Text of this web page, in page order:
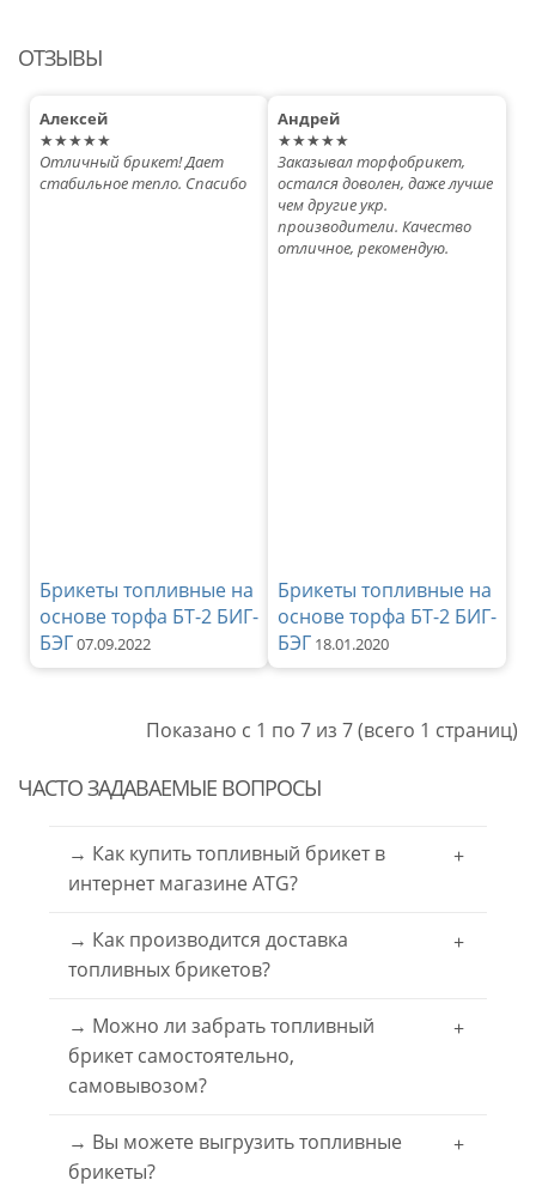
ОТЗЫВЫ
Алексей
★★★★★
Отличный брикет! Дает
стабильное тепло. Спасибо
Брикеты топливные на
основе торфа БТ-2 БИГ-
БЭГ07.09.2022
Андрей
★★★★★
Заказывал торфобрикет,
остался доволен, даже лучше
чем другие укр.
производители. Качество
отличное, рекомендую.
Брикеты топливные на
основе торфа БТ-2 БИГ-
БЭГ 18.01.2020
Показано с 1 по 7 из 7 (всего 1 страниц)
ЧАСТО ЗАДАВАЕМЫЕ ВОПРОСЫ
→ Как купить топливный брикет в
интернет магазине ATG?
Клиент может заказать топливный брикет
по телефону или, добавить товар в
корзину и оформить заказ. Менеджеры с
→ Как производится доставка
топливных брикетов?
Доставка топливных брикетов
осуществляется с помощью автомобилей
КАМАЗ, MAN, Газель. По желанию клиента
выгрузка топливных брикетов может быть
Время и сроки доставки сообщит Вам
менеджер.
→ Можно ли забрать топливный
брикет самостоятельно,
самовывозом?
Да, у Вас есть возможность забрать свой
заказ самостоятельно. Наши менеджеры
→ Вы можете выгрузить топливные
брикеты?